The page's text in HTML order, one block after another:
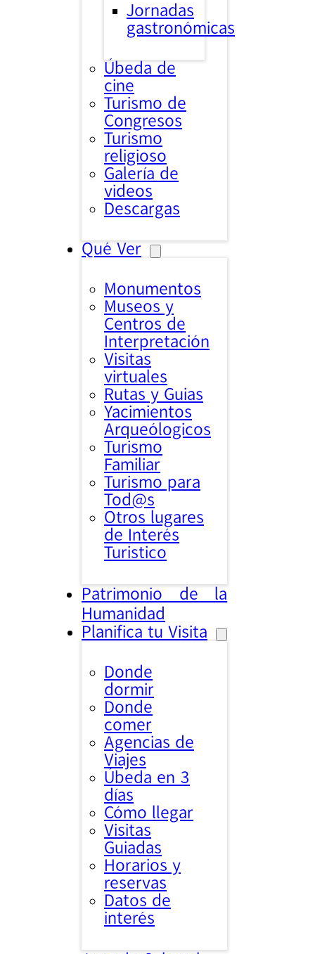
Jornadas
gastronómicas
Úbeda de
cine
Turismo de
Congresos
Turismo
religioso
Galería de
videos
Descargas
Qué Ver
Monumentos
Museos y
Centros de
Interpretación
Visitas
virtuales
Rutas y Guias
Yacimientos
Arqueólogicos
Turismo
Familiar
Turismo para
Tod@s
Otros lugares
de Interés
Turistico
Patrimonio de la
Humanidad
Planifica tu Visita
Donde
dormir
Donde
comer
Agencias de
Viajes
Úbeda en 3
días
Cómo llegar
Visitas
Guiadas
Horarios y
reservas
Datos de
interés